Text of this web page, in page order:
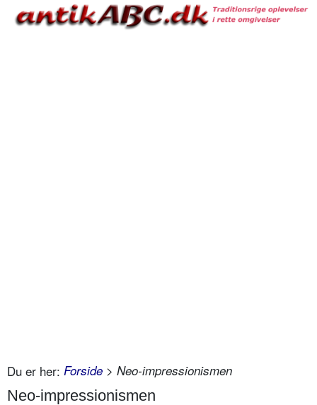
Du er her: Forside > Neo-impressionismen
Neo-impressionismen